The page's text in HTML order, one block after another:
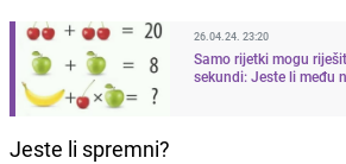
26.04.24. 23:20
Samo rijetki mogu
sekundi: Jeste li među
Jeste li spremni?